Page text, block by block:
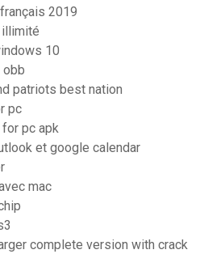
2019
illimité
10
obb
patriots best nation
pc
for pc apk
et google calendar
mac
complete version with crack